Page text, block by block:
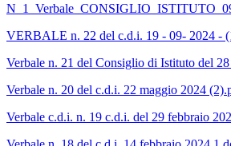
VERBALE n. 22 del c.d.i. 19 - 09- 2024 -
Verbale n. 21 del Consiglio di Istituto del
Verbale n. 20 del c.d.i. 22 maggio 2024
Verbale c.d.i. n. 19 c.d.i. del 29 febbraio